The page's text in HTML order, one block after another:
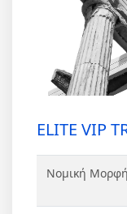
ELITE VIP
Νομική Μορφή